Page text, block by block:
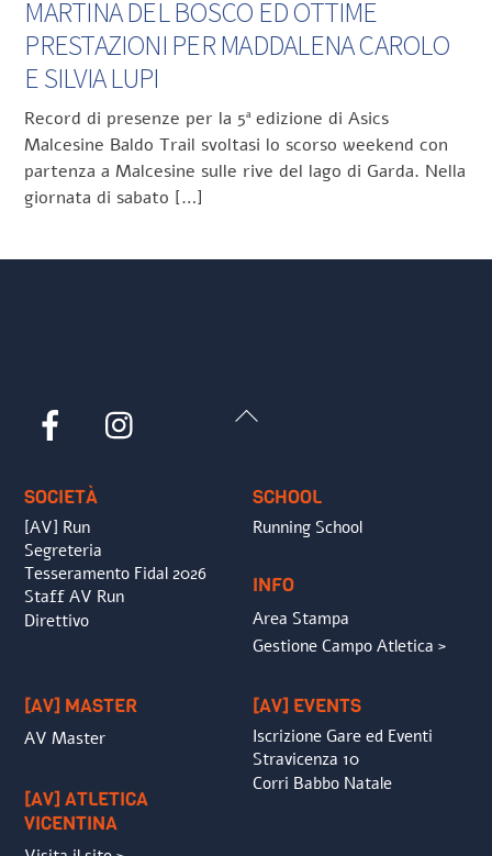
MARTINA DEL BOSCO ED OTTIME
PRESTAZIONI PER MADDALENA CAROLO
E SILVIA LUPI
Record di presenze per la 5ª edizione di Asics
Malcesine Baldo Trail svoltasi lo scorso weekend con
partenza a Malcesine sulle rive del lago di Garda. Nella
giornata di sabato […]
Back
Facebook
SOCIETÀ
[AV] Run
Segreteria
Tesseramento Fidal 2026
Staff AV Run
Direttivo
SCHOOL
Running School
INFO
Area Stampa
Gestione Campo Atletica >
[AV] MASTER
AV Master
[AV] ATLETICA
VICENTINA
[AV] EVENTS
Iscrizione Gare ed Eventi
Stravicenza 10
Corri Babbo Natale